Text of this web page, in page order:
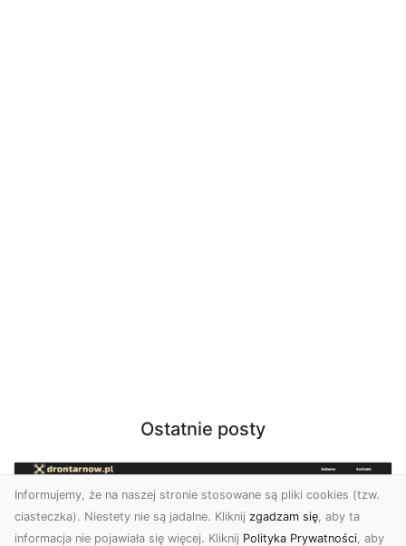
Ostatnie posty
Informujemy, że na naszej stronie stosowane są pliki cookies (tzw.
ciasteczka). Niestety nie są jadalne. Kliknij zgadzam się, aby ta
informacja nie pojawiała się więcej. Kliknij Polityka Prywatności, aby